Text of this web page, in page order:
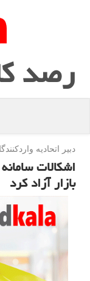
رصد
دبیر اتحادیه
اشكالات
بازار آزاد كرد